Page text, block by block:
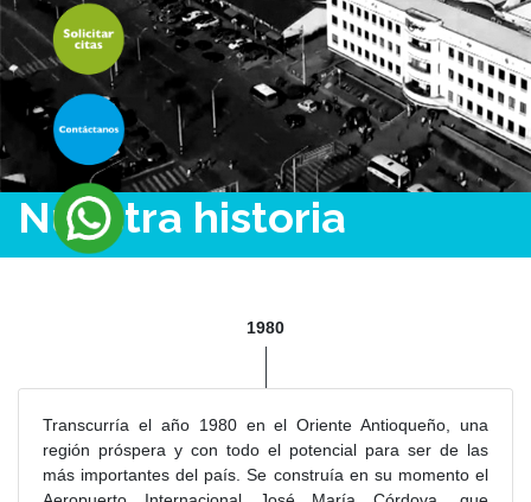
Nuestra historia
1980
Transcurría el año 1980 en el Oriente Antioqueño, una
región próspera y con todo el potencial para ser de las
más importantes del país. Se construía en su momento el